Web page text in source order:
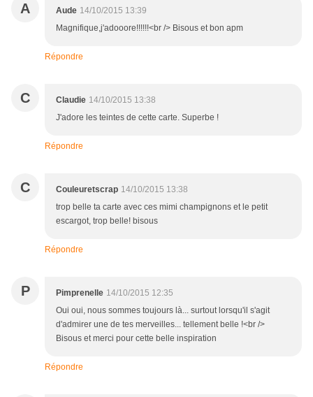
A Aude 14/10/2015 13:39
Magnifique,j'adooore!!!!!!<br /> Bisous et bon apm
Répondre
C Claudie 14/10/2015 13:38
J'adore les teintes de cette carte. Superbe !
Répondre
C Couleuretscrap 14/10/2015 13:38
trop belle ta carte avec ces mimi champignons et le petit
escargot, trop belle! bisous
Répondre
P Pimprenelle 14/10/2015 12:35
Oui oui, nous sommes toujours là... surtout lorsqu'il s'agit
d'admirer une de tes merveilles... tellement belle !<br />
Bisous et merci pour cette belle inspiration
Répondre